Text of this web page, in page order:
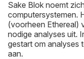
Sake Blok noemt
computersystemen.
(voorheen Ethereal)
nodige analyses uit.
gestart om analyses
aan.